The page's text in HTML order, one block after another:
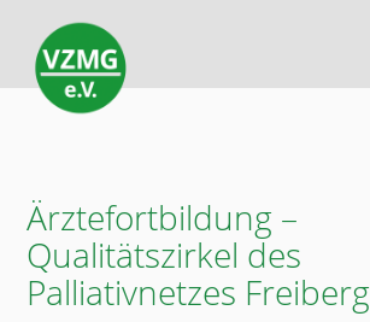
Ärztefortbildung –
Qualitätszirkel des
Palliativnetzes Freiberg